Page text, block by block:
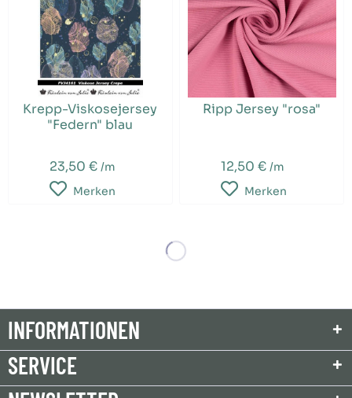
Krepp-Viskosejersey
"Federn" blau
23,50 € /m
Merken
Ripp Jersey "rosa"
12,50 €/m
Merken
INFORMATIONEN
SERVICE